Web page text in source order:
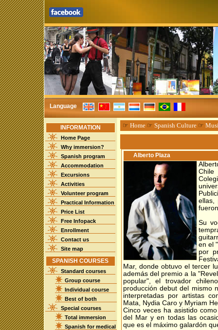
Language
INFORMATION
Home Page
Why immersion?
Spanish program
Accommodation
Excursions
Activities
Volunteer program
Practical Information
Price List
Free Infopack
Enrollment
Contact us
Site map
SPANISH COURSES
Standard courses
Group course
Individual course
Best of both
Special courses
Total immersion
Spanish for medical
☞ Home☞ Spanish Culture☞
Alberto Plaza
Chile
ellas,
Su
en el
por
Mar, donde obtuvo el tercer
además del premio a la
popular", el trovador
producción debut del mismo
interpretadas por artistas
Mata, Nydia Caro y Myriam
Cinco veces ha asistido
del Mar y en todas las
que es el máximo galardón